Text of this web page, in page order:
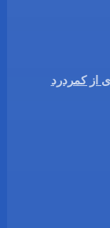
پیشگیری از کمردرد